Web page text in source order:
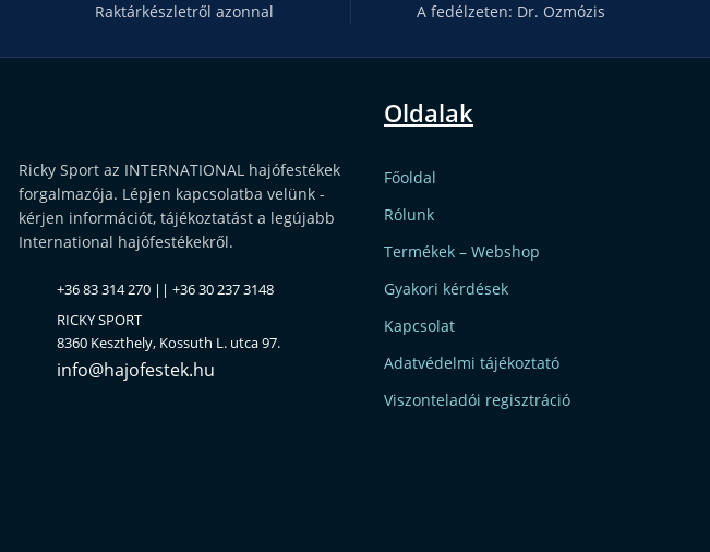
Raktárkészletről azonnal
A fedélzeten: Dr. Ozmózis
Ricky Sport az INTERNATIONAL hajófestékek
forgalmazója. Lépjen kapcsolatba velünk -
kérjen információt, tájékoztatást a legújabb
International hajófestékekről.
+36 83 314 270 || +36 30 237 3148
RICKY SPORT
8360 Keszthely, Kossuth L. utca 97.
info@hajofestek.hu
Oldalak
Főoldal
Rólunk
Termékek – Webshop
Gyakori kérdések
Kapcsolat
Adatvédelmi tájékoztató
Viszonteladói regisztráció